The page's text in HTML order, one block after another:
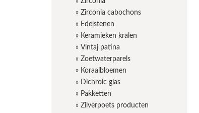
» Zirconia cabochons
» Edelstenen
» Keramieken kralen
» Vintaj patina
» Zoetwaterparels
» Koraalbloemen
» Dichroic glas
» Pakketten
» Zilverpoets producten